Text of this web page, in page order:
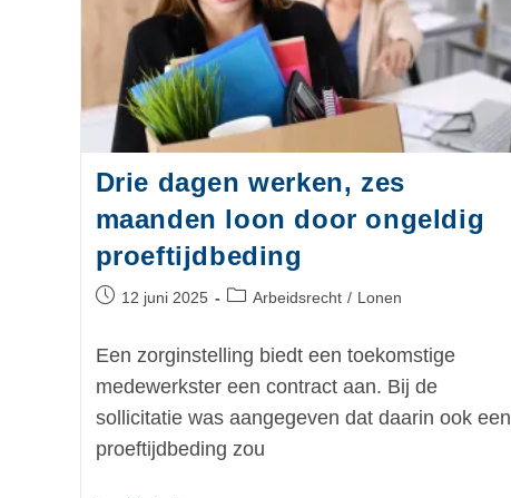
Drie dagen werken, zes
maanden loon door ongeldig
proeftijdbeding
12 juni 2025 Arbeidsrecht / Lonen
Een zorginstelling biedt een toekomstige
medewerkster een contract aan. Bij de
sollicitatie was aangegeven dat daarin ook een
proeftijdbeding zou